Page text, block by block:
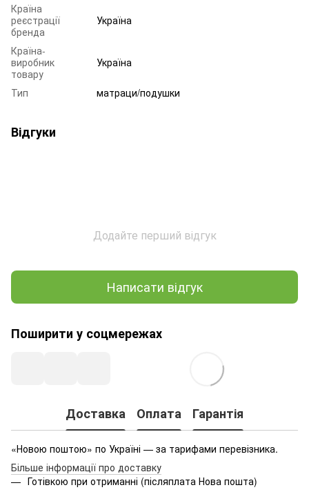
Країна
реєстрації
бренда
Україна
Країна-
виробник
товару
Україна
Тип матраци/подушки
Відгуки
Додайте перший відгук
Написати відгук
Поширити у соцмережах
Доставка Оплата Гарантія
«Новою поштою» по Україні — за тарифами перевізника.
Більше інформації про доставку
Готівкою при отриманні (післяплата Нова пошта)